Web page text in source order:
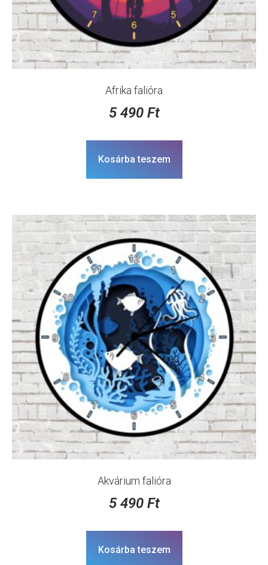
Afrika falióra
5 490 Ft
Kosárba teszem
Akvárium falióra
5 490 Ft
Kosárba teszem